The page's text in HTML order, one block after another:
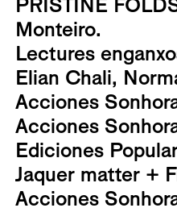
Monteiro.
Lectures
Elian Chali,
Acciones
Acciones
Ediciones
Jaquer matter +
Acciones